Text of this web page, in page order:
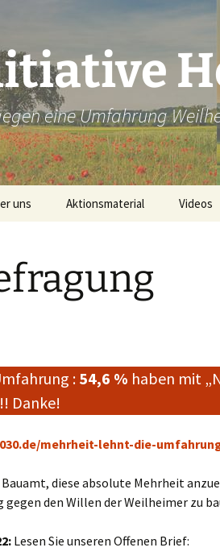
eine Umfahrung
uns Aktionsmaterial
Bannerbestellung
Videos
: 54,6 % haben mit
Danke!
mehrheit-lehnt-die-
diese absolute Mehrheit
den Willen der Weilheimer zu
Lesen Sie unseren Offenen Brief: